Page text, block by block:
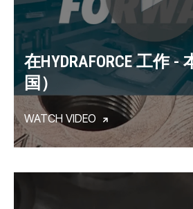
在HYDRAFORCE 工作
国）
WATCH VIDEO